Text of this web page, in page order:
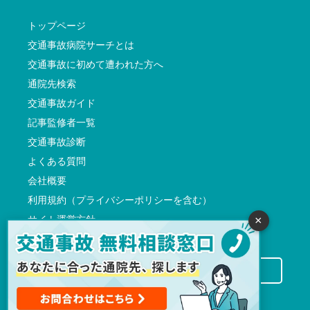
トップページ
交通事故病院サーチとは
交通事故に初めて遭われた方へ
通院先検索
交通事故ガイド
記事監修者一覧
交通事故診断
よくある質問
会社概要
利用規約（プライバシーポリシーを含む）
サイト運営方針
反社会的勢力に対する基本方針
交通事故病院サーチに掲載希望の先生方へ
×